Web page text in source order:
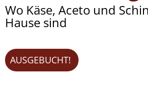
Wo Käse, Aceto und
Hause sind
AUSGEBUCHT!